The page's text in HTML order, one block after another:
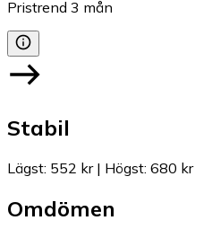
Pristrend 3 mån
Stabil
Lägst: 552 kr| Högst: 680 kr
Omdömen